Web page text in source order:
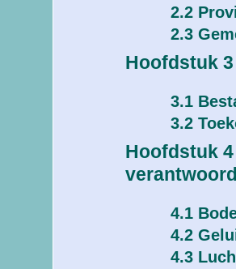
2.2
2.3
Hoofdstuk
3.1
3.2
Hoofdstuk
4.1
4.2
4.3